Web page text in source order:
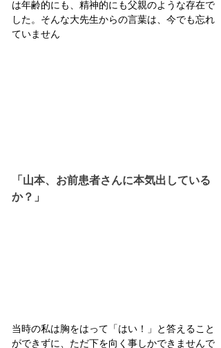
は年齢的にも、精神的にも父親のような存在で
した。そんな大先生からの言葉は、今でも忘れ
ていません
「山本、お前患者さんに本気出している
か？」
当時の私は胸をはって「はい！」と答えること
ができずに、ただ下を向く事しかできませんで